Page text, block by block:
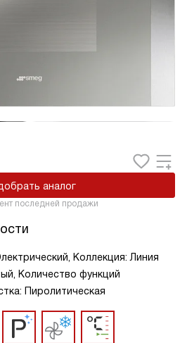
аналог
последней продажи
Коллекция: Линия
Количество функций
Пиролитическая